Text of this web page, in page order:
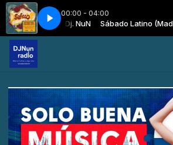
00:00 - 04:00
con Dj. NuN Sábado Latino
Confiance Les Difficiles - Fem